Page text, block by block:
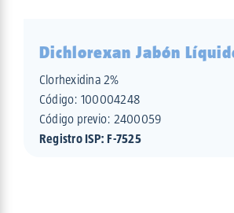
Dichlorexan Jabón
Clorhexidina 2%
Código: 100004248
Código previo: 2400059
Registro ISP: F-7525